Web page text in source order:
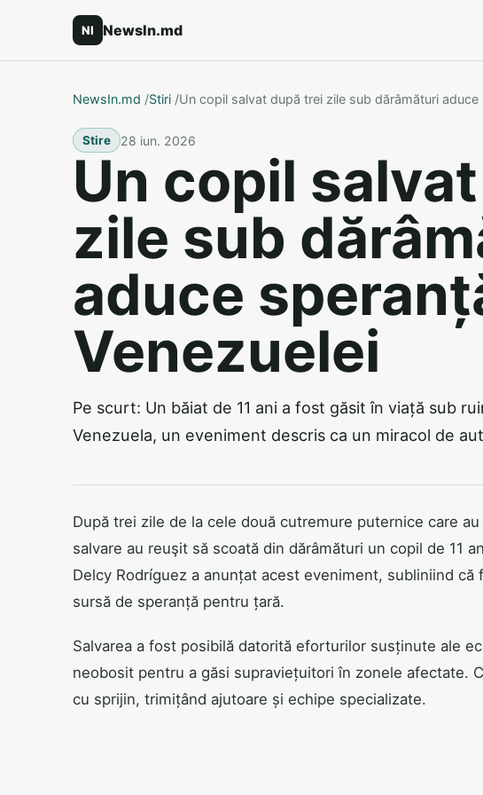
NI NewsIn.md
NewsIn.md /Stiri /Un copil salvat după trei zile sub dărâmături aduce
Stire 28 iun. 2026
Un copil
zile sub
aduce
Venezuelei
Pe scurt: Un băiat de 11 ani a fost găsit în viață sub
Venezuela, un eveniment descris ca un miracol de
După trei zile de la cele două cutremure puternice care
salvare au reuşit să scoată din dărâmături un copil de 11
Delcy Rodríguez a anunțat acest eveniment, subliniind
sursă de speranță pentru țară.
Salvarea a fost posibilă datorită eforturilor susținute ale
neobosit pentru a găsi supraviețuitori în zonele afectate.
cu sprijin, trimițând ajutoare și echipe specializate.